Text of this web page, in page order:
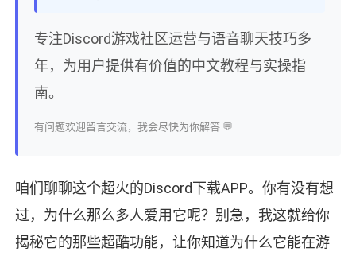
专注Discord游戏社区运营与语音聊天技巧多
年，为用户提供有价值的中文教程与实操指
南。
有问题欢迎留言交流，我会尽快为你解答 💬
咱们聊聊这个超火的Discord下载APP。你有没有想
过，为什么那么多人爱用它呢？别急，我这就给你
揭秘它的那些超酷功能，让你知道为什么它能在游